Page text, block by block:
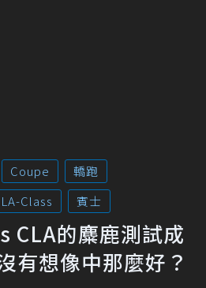
Coupe
轎跑
Class 賓士
CLA的麋鹿測試成
有想像中那麼好？